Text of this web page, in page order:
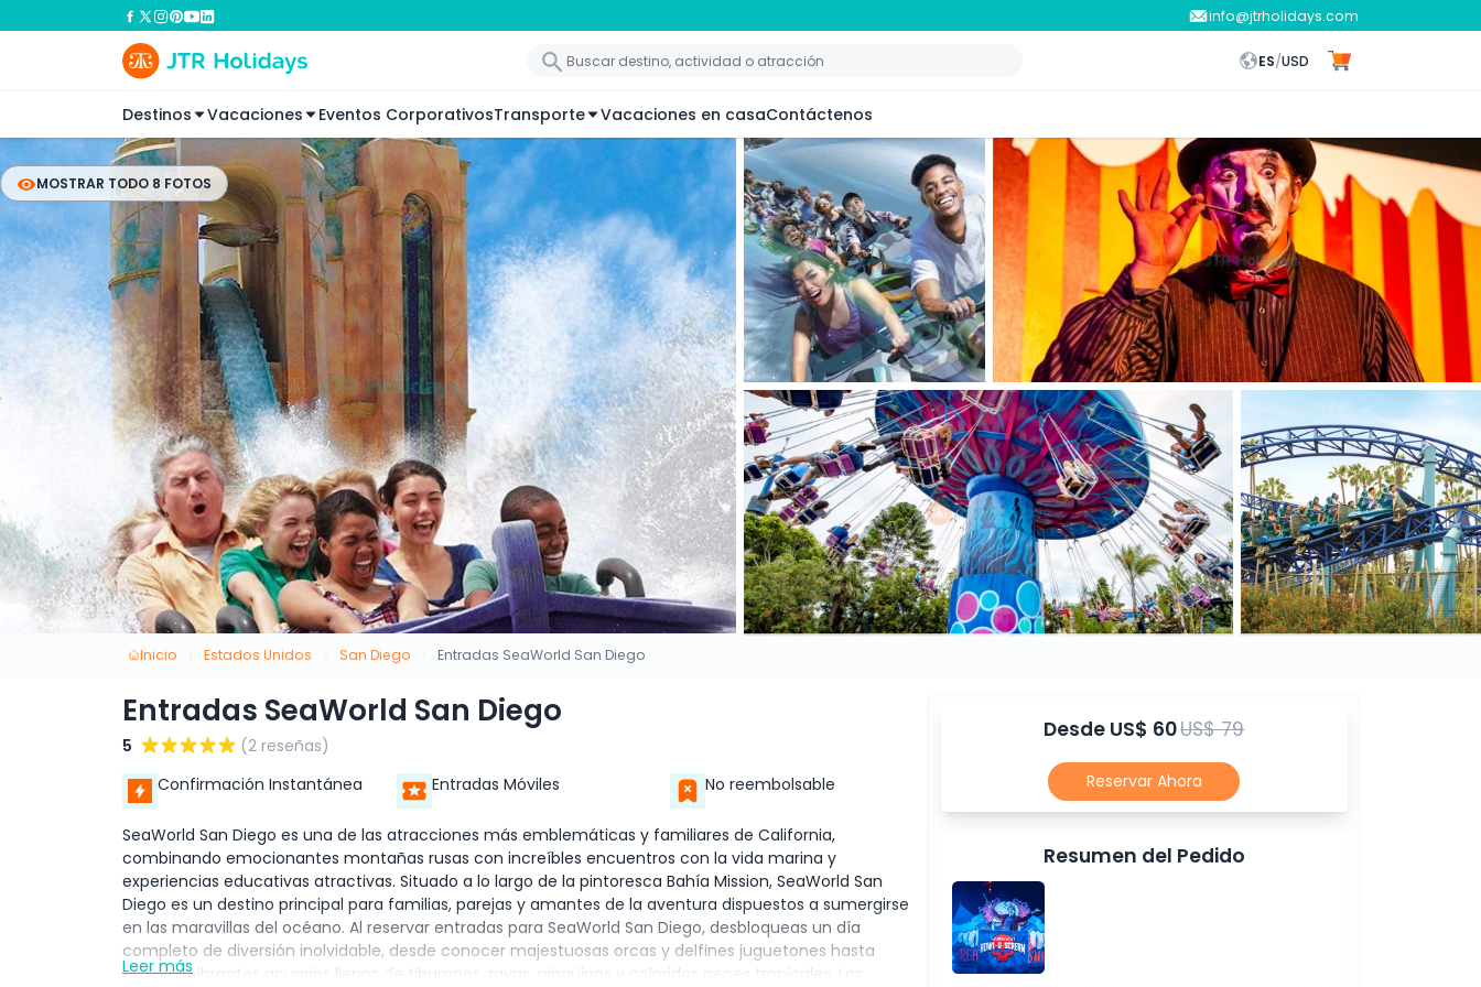
info@jtrholidays.com
ES/USD
Destinos Vacaciones Eventos CorporativosTransporte Vacaciones en casaContáctenos
MOSTRAR TODO 8 FOTOS
Inicio Estados Unidos San Diego Entradas SeaWorld San Diego
Entradas SeaWorld San Diego
5
(2 reseñas)
Confirmación Instantánea
Entradas Móviles No reembolsable
SeaWorld San Diego es una de las atracciones más emblemáticas y familiares de California,
combinando emocionantes montañas rusas con increíbles encuentros con la vida marina y
experiencias educativas atractivas. Situado a lo largo de la pintoresca Bahía Mission, SeaWorld San
Diego es un destino principal para familias, parejas y amantes de la aventura dispuestos a sumergirse
en las maravillas del océano. Al reservar entradas para SeaWorld San Diego, desbloqueas un día
completo de diversión inolvidable, desde conocer majestuosas orcas y delfines juguetones hasta
explorar vibrantes acuarios llenos de tiburones, rayas, pingüinos y coloridos peces tropicales. Los
Leer más
Desde US$ 60US$ 79
Reservar Ahora
Resumen del Pedido